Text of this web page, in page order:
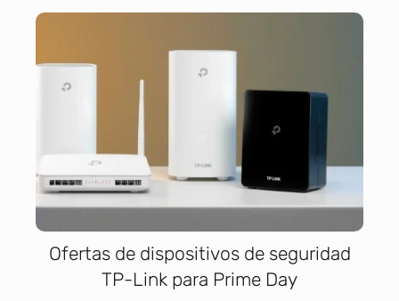
Ofertas de dispositivos de seguridad
TP-Link para Prime Day